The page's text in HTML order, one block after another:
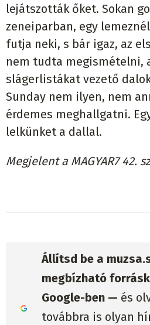
lejátszották őket. Sokan
zeneiparban, egy
futja neki, s bár igaz, az
nem tudta megismételni,
slágerlistákat vezető
Sunday nem ilyen, nem
érdemes meghallgatni.
lelkünket a dallal.
Megjelent a MAGYAR7 42.
Állítsd be a
megbízható
Google-ben — és
továbbra is olyan